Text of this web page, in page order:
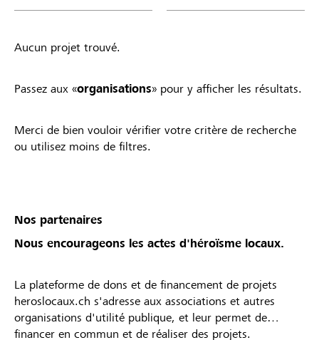
Aucun projet trouvé.
Passez aux «organisations» pour y afficher les résultats.
Merci de bien vouloir vérifier votre critère de recherche
ou utilisez moins de filtres.
Nos partenaires
Nous encourageons les actes d'héroïsme locaux.
La plateforme de dons et de financement de projets
heroslocaux.ch s'adresse aux associations et autres
organisations d'utilité publique, et leur permet de
financer en commun et de réaliser des projets.